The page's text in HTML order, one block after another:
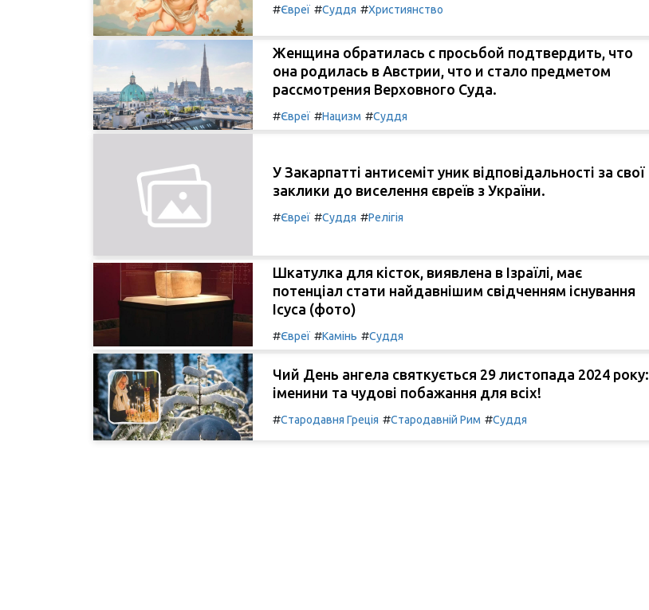
#Євреї #Суддя #Християнство
Женщина обратилась с просьбой подтвердить, что
она родилась в Австрии, что и стало предметом
рассмотрения Верховного Суда.
#Євреї #Нацизм #Суддя
У Закарпатті антисеміт уник відповідальності за свої
заклики до виселення євреїв з України.
#Євреї #Суддя #Релігія
Шкатулка для кісток, виявлена в Ізраїлі, має
потенціал стати найдавнішим свідченням існування
Ісуса (фото)
#Євреї #Камінь #Суддя
Чий День ангела святкується 29 листопада 2024 року:
іменини та чудові побажання для всіх!
#Стародавня Греція #Стародавній Рим #Суддя